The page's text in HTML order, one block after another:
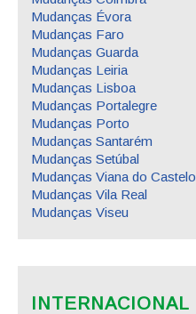
Mudanças Évora
Mudanças Faro
Mudanças Guarda
Mudanças Leiria
Mudanças Lisboa
Mudanças Portalegre
Mudanças Porto
Mudanças Santarém
Mudanças Setúbal
Mudanças Viana do Castelo
Mudanças Vila Real
Mudanças Viseu
INTERNACIONAL